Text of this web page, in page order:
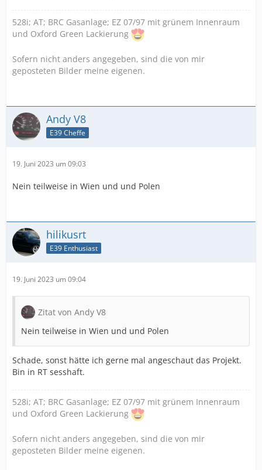
- Neue Ventilführung bei Auslassventilen- neue
Ventildichtungen
- Ventile neue eingeschnitten und neue gefräste
Ventilsitze
- NW , Dbilas 262°
- Ventilhub 10,9mm
- Zylinderkopf M60
- Getriebeadapter für 8hp70
mit DME3.3 Stecker
528i; AT; BRC Gasanlage; EZ 07/97 mit grünem Innenraum
und Oxford Green Lackierung
Sofern nicht anders angegeben, sind die von mir
geposteten Bilder meine eigenen.
Andy V8
E39 Cheffe
19. Juni 2023 um 09:03
Nein teilweise in Wien und und Polen
hilikusrt
E39 Enthusiast
19. Juni 2023 um 09:04
Zitat von Andy V8
Nein teilweise in Wien und und Polen
Schade, sonst hätte ich gerne mal angeschaut das Projekt.
Bin in RT sesshaft.
528i; AT; BRC Gasanlage; EZ 07/97 mit grünem Innenraum
und Oxford Green Lackierung
Sofern nicht anders angegeben, sind die von mir
geposteten Bilder meine eigenen.